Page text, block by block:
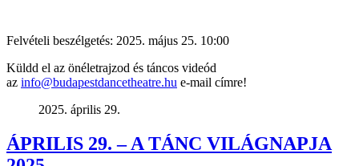
Felvételi beszélgetés: 2025. május 25. 10:00
Küldd el az önéletrajzod és táncos videód
az info@budapestdancetheatre.hu e-mail címre!
2025. április 29.
ÁPRILIS 29. – A TÁNC VILÁGNAPJA